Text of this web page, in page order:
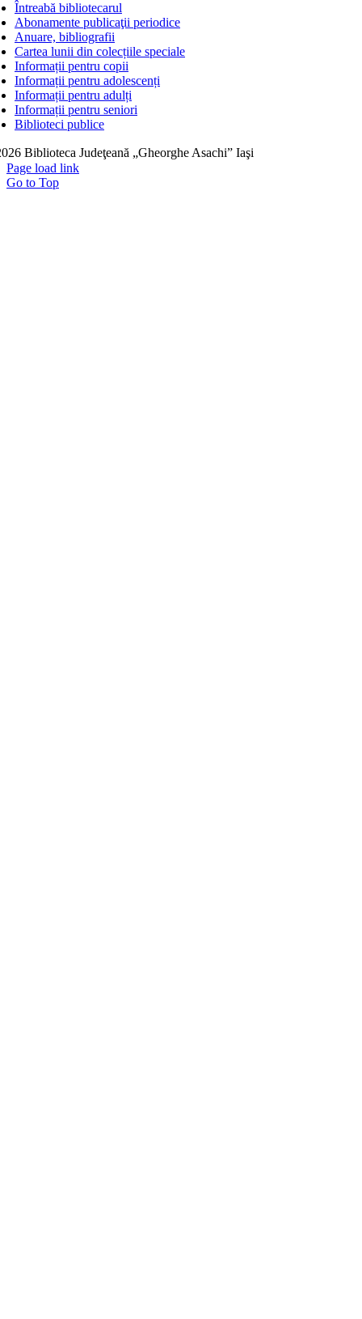
Întreabă bibliotecarul
Abonamente publicaţii periodice
Anuare, bibliografii
Cartea lunii din colecțiile speciale
Informații pentru copii
Informații pentru adolescenți
Informații pentru adulți
Informații pentru seniori
Biblioteci publice
Biblioteca Judeţeană „Gheorghe Asachi” Iaşi
Page load link
Go to Top